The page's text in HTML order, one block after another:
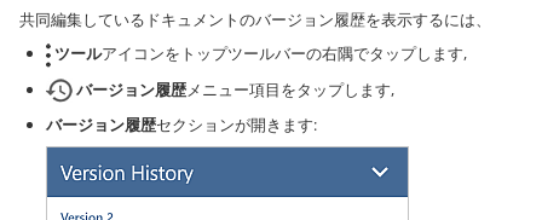
共同編集しているドキュメントのバージョン履歴を表示するには、
ツールアイコンをトップツールバーの右隅でタップします,
バージョン履歴メニュー項目をタップします,
バージョン履歴セクションが開きます: